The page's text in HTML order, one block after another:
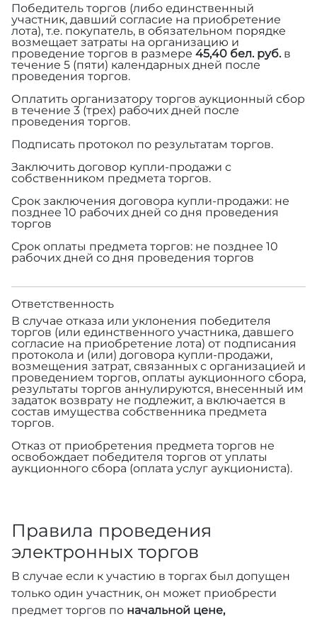
Победитель торгов (либо единственный
участник, давший согласие на приобретение
лота), т.е. покупатель, в обязательном порядке
возмещает затраты на организацию и
проведение торгов в размере 45,40 бел. руб.в
течение 5 (пяти) календарных дней после
проведения торгов.
Оплатить организатору торгов аукционный сбор
в течение 3 (трех) рабочих дней после
проведения торгов.
Подписать протокол по результатам торгов.
Заключить договор купли-продажи с
собственником предмета торгов.
Срок заключения договора купли-продажи: не
позднее 10 рабочих дней со дня проведения
торгов
Срок оплаты предмета торгов: не позднее 10
рабочих дней со дня проведения торгов
Ответственность
В случае отказа или уклонения победителя
торгов (или единственного участника, давшего
согласие на приобретение лота) от подписания
протокола и (или) договора купли-продажи,
возмещения затрат, связанных с организацией и
проведением торгов, оплаты аукционного сбора,
результаты торгов аннулируются, внесенный им
задаток возврату не подлежит, а включается в
состав имущества собственника предмета
торгов.
Отказ от приобретения предмета торгов не
освобождает победителя торгов от уплаты
аукционного сбора (оплата услуг аукциониста).
Правила проведения
электронных торгов
В случае если к участию в торгах был допущен
только один участник, он может приобрести
предмет торгов по начальной цене,